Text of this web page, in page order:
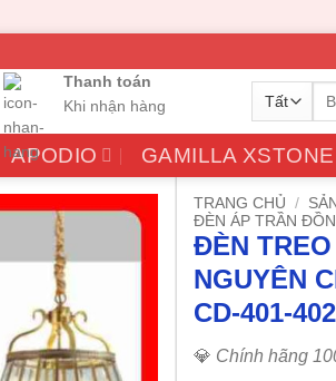
Thanh toán
Khi nhận hàng
Tìm
APODIO GAMILLA XSTONE
TRANG CHỦ /
ĐÈN ÁP TRẦN
ĐÈN
NGUYÊN
CD-401-402
💎 Chính hãng